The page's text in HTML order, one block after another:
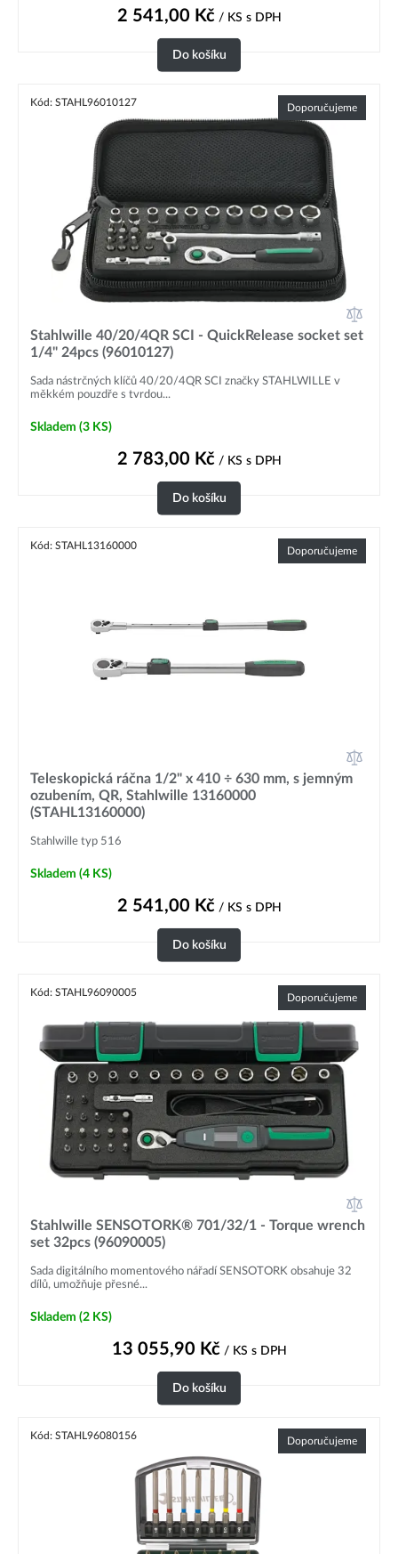
2 541,00 Kč/ KS s DPH
Do košíku
Kód: STAHL96010127 Doporučujeme
Stahlwille 40/20/4QR SCI - QuickRelease socket set
1/4" 24pcs (96010127)
Sada nástrčných klíčů 40/20/4QR SCI značky STAHLWILLE v
měkkém pouzdře s tvrdou...
Skladem (3 KS)
2 783,00 Kč/ KS s DPH
Do košíku
Kód: STAHL13160000 Doporučujeme
Teleskopická ráčna 1/2" x 410 ÷ 630 mm, s jemným
ozubením, QR, Stahlwille 13160000
(STAHL13160000)
Stahlwille typ 516
Skladem (4 KS)
2 541,00 Kč/ KS s DPH
Do košíku
Kód: STAHL96090005 Doporučujeme
Stahlwille SENSOTORK® 701/32/1 - Torque wrench
set 32pcs (96090005)
Sada digitálního momentového nářadí SENSOTORK obsahuje 32
dílů, umožňuje přesné...
Skladem (2 KS)
13 055,90 Kč/ KS s DPH
Do košíku
Kód: STAHL96080156 Doporučujeme